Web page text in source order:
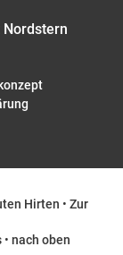
Hirten • Zur
• nach oben